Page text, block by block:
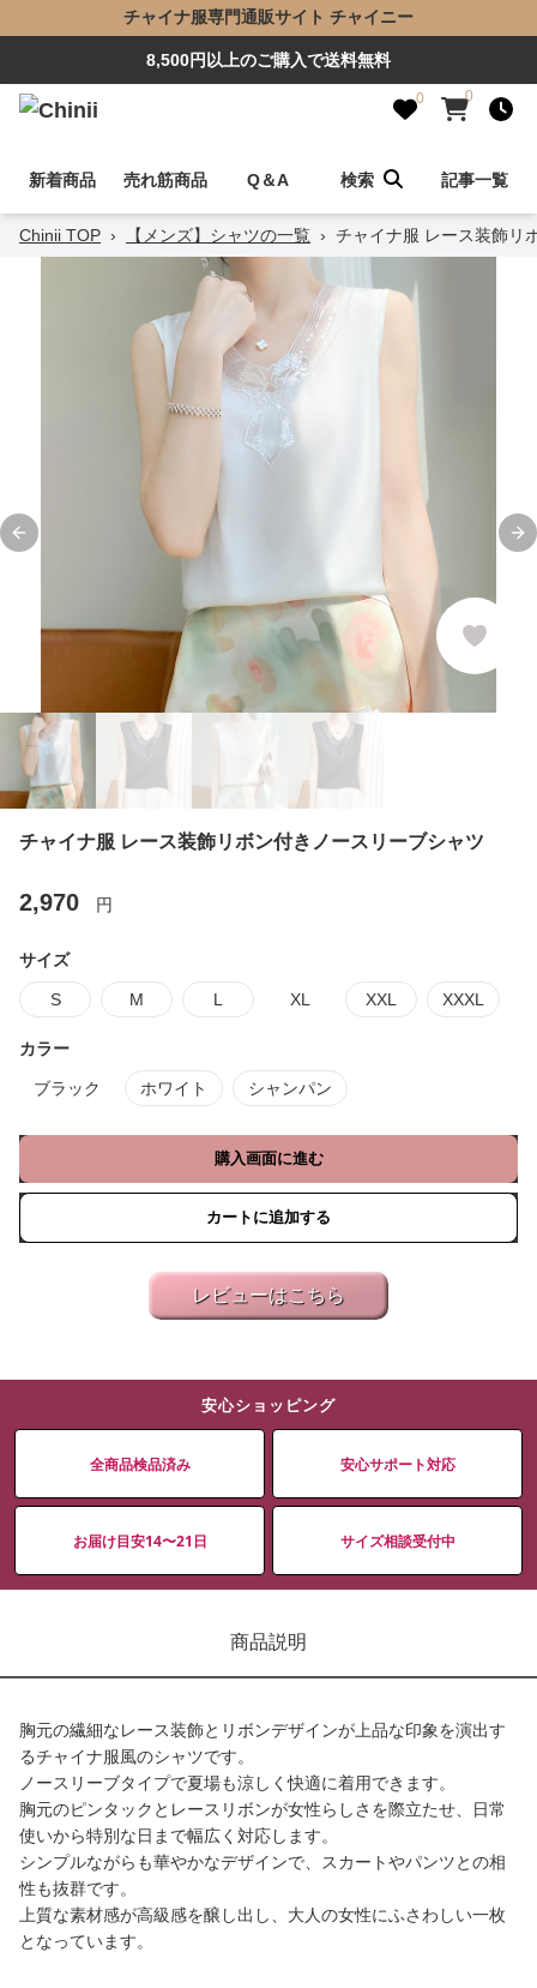
チャイナ服専門通販サイト チャイニー
8,500円以上のご購入で送料無料
0 0
新着商品 売れ筋商品 Q＆A 検索 記事一覧
Chinii TOP › 【メンズ】シャツの一覧 › チャイナ服 レース装飾リ
Previous slide
チャイナ服 レース装飾リボン付きノースリーブシャツ
2,970 円
サイズ
S M L XL XXL XXXL
カラー
ブラック ホワイト シャンパン
購入画面に進む
カートに追加する
レビューはこちら
安心ショッピング
全商品検品済み 安心サポート対応
お届け目安14〜21日 サイズ相談受付中
商品説明
胸元の繊細なレース装飾とリボンデザインが上品な印象を演出す
るチャイナ服風のシャツです。
ノースリーブタイプで夏場も涼しく快適に着用できます。
胸元のピンタックとレースリボンが女性らしさを際立たせ、日常
使いから特別な日まで幅広く対応します。
シンプルながらも華やかなデザインで、スカートやパンツとの相
性も抜群です。
上質な素材感が高級感を醸し出し、大人の女性にふさわしい一枚
となっています。